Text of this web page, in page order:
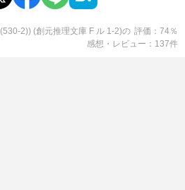
(創元推理文庫 F ル 1-2)の 評価 74％
感想・レビュー
137件